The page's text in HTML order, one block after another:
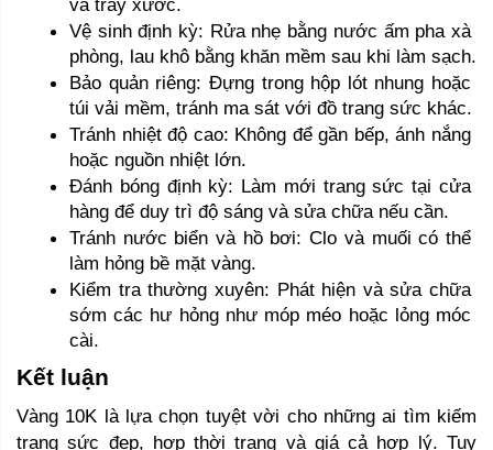
và trầy xước.
Vệ sinh định kỳ: Rửa nhẹ bằng nước ấm pha xà
phòng, lau khô bằng khăn mềm sau khi làm sạch.
Bảo quản riêng: Đựng trong hộp lót nhung hoặc
túi vải mềm, tránh ma sát với đồ trang sức khác.
Tránh nhiệt độ cao: Không để gần bếp, ánh nắng
hoặc nguồn nhiệt lớn.
Đánh bóng định kỳ: Làm mới trang sức tại cửa
hàng để duy trì độ sáng và sửa chữa nếu cần.
Tránh nước biển và hồ bơi: Clo và muối có thể
làm hỏng bề mặt vàng.
Kiểm tra thường xuyên: Phát hiện và sửa chữa
sớm các hư hỏng như móp méo hoặc lỏng móc
cài.
Kết luận
Vàng 10K là lựa chọn tuyệt vời cho những ai tìm kiếm
trang sức đẹp, hợp thời trang và giá cả hợp lý. Tuy